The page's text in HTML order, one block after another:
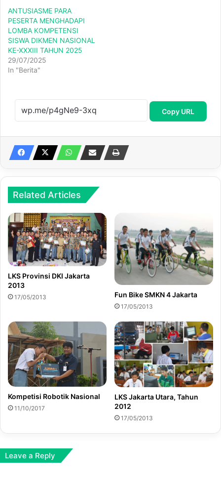
ANTUSIASME PARA
PESERTA MENGHADAPI
LOMBA KOMPETENSI
SISWA DIKMEN NASIONAL
KE-XXXIII TAHUN 2025
29/07/2025
In "Berita"
Copy URL
Related Articles
LKS Provinsi DKI Jakarta
2013
17/05/2013 Fun Bike SMKN 4 Jakarta
17/05/2013
Kompetisi Robotik Nasional
11/10/2017
LKS Jakarta Utara, Tahun
2012
17/05/2013
Leave a Reply